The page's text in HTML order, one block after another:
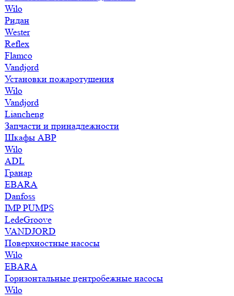
Wilo
Ридан
Wester
Reflex
Flamco
Vandjord
Установки пожаротушения
Wilo
Vandjord
Liancheng
Запчасти и принадлежности
Шкафы АВР
Wilo
ADL
Гранар
EBARA
Danfoss
IMP PUMPS
LedeGroove
VANDJORD
Поверхностные насосы
Wilo
EBARA
Горизонтальные центробежные насосы
Wilo